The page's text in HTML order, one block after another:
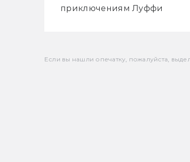
приключениям Луффи
Если вы нашли опечатку, пожалуйста,